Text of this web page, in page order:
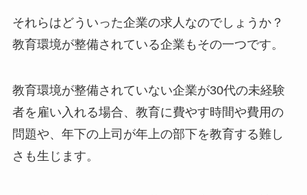
それらはどういった企業の求人なのでしょうか？
教育環境が整備されている企業もその一つです。
教育環境が整備されていない企業が30代の未経験
者を雇い入れる場合、教育に費やす時間や費用の
問題や、年下の上司が年上の部下を教育する難し
さも生じます。